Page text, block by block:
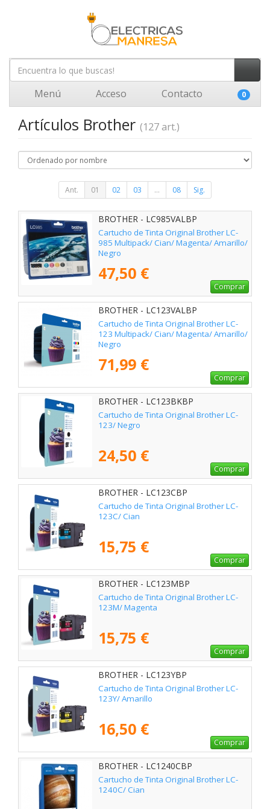
Menú Acceso Contacto 0
Artículos Brother (127 art.)
Ant. 01 02 03 ... 08 Sig.
BROTHER - LC985VALBP
Cartucho de Tinta Original Brother LC-
985 Multipack/ Cian/ Magenta/ Amarillo/
Negro
47,50 €
Comprar
BROTHER - LC123VALBP
Cartucho de Tinta Original Brother LC-
123 Multipack/ Cian/ Magenta/ Amarillo/
Negro
71,99 €
Comprar
BROTHER - LC123BKBP
Cartucho de Tinta Original Brother LC-
123/ Negro
24,50 €
Comprar
BROTHER - LC123CBP
Cartucho de Tinta Original Brother LC-
123C/ Cian
15,75 €
Comprar
BROTHER - LC123MBP
Cartucho de Tinta Original Brother LC-
123M/ Magenta
15,75 €
Comprar
BROTHER - LC123YBP
Cartucho de Tinta Original Brother LC-
123Y/ Amarillo
16,50 €
Comprar
BROTHER - LC1240CBP
Cartucho de Tinta Original Brother LC-
1240C/ Cian